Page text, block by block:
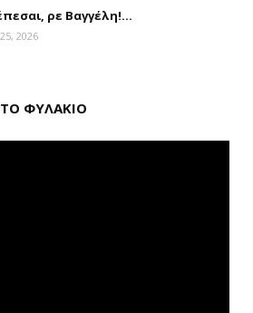
ρε Βαγγέλη!...
2026
ΦΥΛΑΚΙΟ